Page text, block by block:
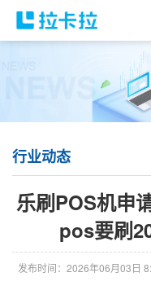
行业动态
乐刷POS机申
pos要刷
发布时间：2026年06月03日